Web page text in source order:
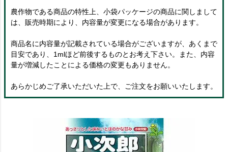
農作物である商品の特性上、小袋パッケージの商品に関しまして
は、販売時期により、内容量が変更になる場合があります。
商品名に内容量が記載されている場合がございますが、あくまで
目安であり、1mlほど前後するものとお考え下さい。また、内容
量が増減したことによる価格の変更もありません。
あらかじめご了承いただいた上で、ご注文をお願いいたします。